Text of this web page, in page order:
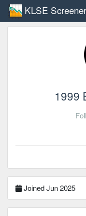
KLSE Screener
1999
Joined Jun 2025